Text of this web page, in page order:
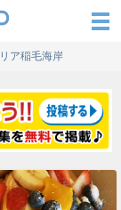
ア稲毛海岸